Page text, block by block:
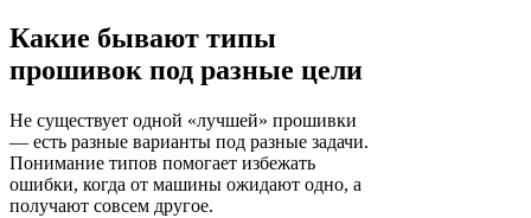
Какие бывают типы
прошивок под разные цели
Не существует одной «лучшей» прошивки
— есть разные варианты под разные задачи.
Понимание типов помогает избежать
ошибки, когда от машины ожидают одно, а
получают совсем другое.